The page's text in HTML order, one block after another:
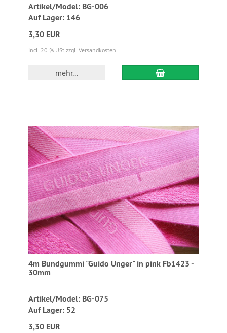
Artikel/Model: BG-006
Auf Lager: 146
3,30 EUR
incl. 20 % USt zzgl. Versandkosten
mehr...
4m Bundgummi "Guido Unger" in pink Fb1423 -
30mm
Artikel/Model: BG-075
Auf Lager: 52
3,30 EUR